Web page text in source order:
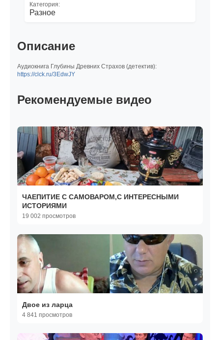
Категория:
Разное
Описание
Аудиокнига Глубины Древних Страхов (детектив):
https://clck.ru/3EdwJY
Рекомендуемые видео
ЧАЕПИТИЕ С САМОВАРОМ,С ИНТЕРЕСНЫМИ
ИСТОРИЯМИ
19 002 просмотров
Двое из ларца
4 841 просмотров